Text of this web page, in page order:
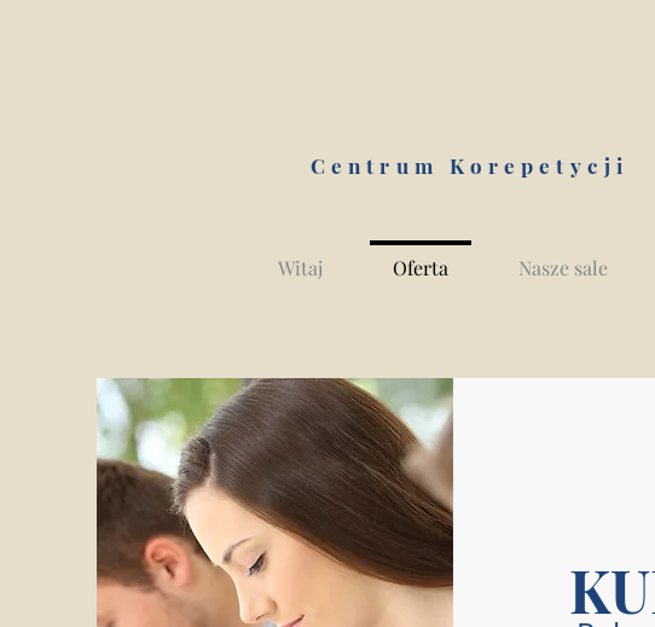
Centrum Korepetycji
Witaj Oferta Nasze sale